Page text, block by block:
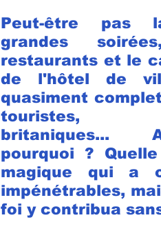
Peut-être pas
grandes
restaurants et le
de l'hôtel de
quasiment
touristes,
britaniques...
pourquoi ?
magique qui a
impénétrables,
foi y contribua